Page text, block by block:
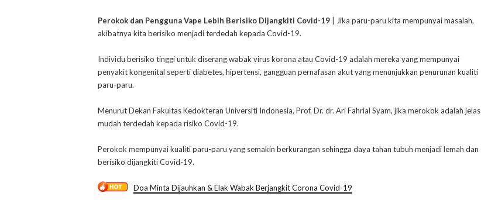
Perokok dan Pengguna Vape Lebih Berisiko Dijangkiti Covid-19 | Jika paru-paru kita mempunyai masalah,
akibatnya kita berisiko menjadi terdedah kepada Covid-19.
Individu berisiko tinggi untuk diserang wabak virus korona atau Covid-19 adalah mereka yang mempunyai
penyakit kongenital seperti diabetes, hipertensi, gangguan pernafasan akut yang menunjukkan penurunan kualiti
paru-paru.
Menurut Dekan Fakultas Kedokteran Universiti Indonesia, Prof. Dr. dr. Ari Fahrial Syam, jika merokok adalah jelas
mudah terdedah kepada risiko Covid-19.
Perokok mempunyai kualiti paru-paru yang semakin berkurangan sehingga daya tahan tubuh menjadi lemah dan
berisiko dijangkiti Covid-19.
Doa Minta Dijauhkan & Elak Wabak Berjangkit Corona Covid-19